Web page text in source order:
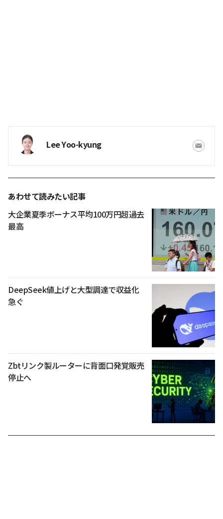
Lee Yoo-kyung
あわせて読みたい記事
大企業夏季ボーナス平均100万円超過去
最高
DeepSeek値上げと大型調達で収益化
急ぐ
Zbtリンク製ルーターに背面口発覚販売
停止へ